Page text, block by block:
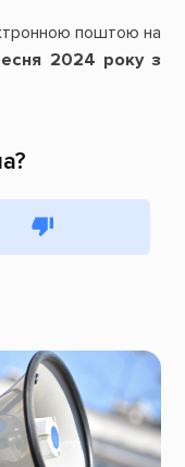
поштою на
2024 року з